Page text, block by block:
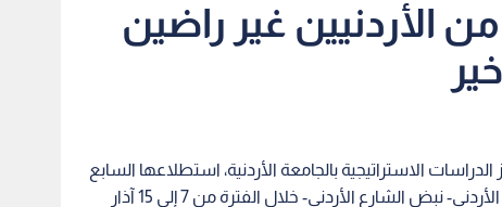
المئة من الأردنيين غير راضين
الاستراتيجية بالجامعة الأردنية، استطلاعها السابع
والعشرون من ضمن سلسلة استطلاعات “المؤشر الأردني- نبض الشارع الأردني- خلال الفترة من 7 إلى 15 آذار